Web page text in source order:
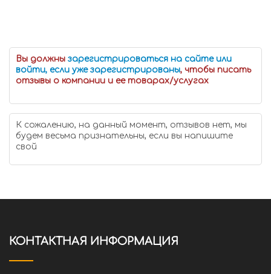
Вы должны зарегистрироваться на сайте или
войти, если уже зарегистрированы, чтобы писать
отзывы о компании и ее товарах/услугах
К сожалению, на данный момент, отзывов нет, мы
будем весьма признательны, если вы напишите
свой
КОНТАКТНАЯ ИНФОРМАЦИЯ